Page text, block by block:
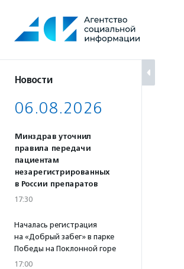
содержанию
Новости
06.08.2026
Минздрав уточнил
правила передачи
пациентам
незарегистрированных
в России препаратов
17:30
Началась регистрация
на «Добрый забег» в парке
Победы на Поклонной горе
17:00